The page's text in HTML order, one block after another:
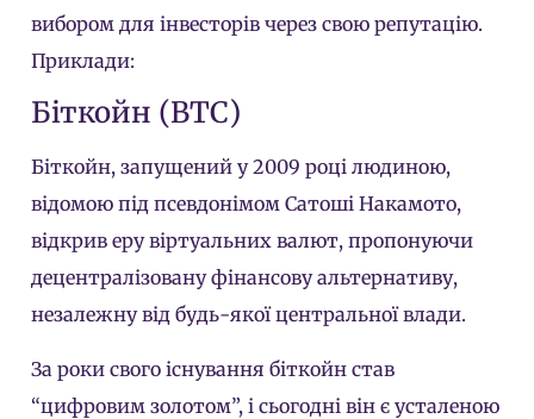
вибором для інвесторів через свою репутацію.
Приклади:
Біткойн (BTC)
Біткойн, запущений у 2009 році людиною,
відомою під псевдонімом Сатоші Накамото,
відкрив еру віртуальних валют, пропонуючи
децентралізовану фінансову альтернативу,
незалежну від будь-якої центральної влади.
За роки свого існування біткойн став
“цифровим золотом”, і сьогодні він є усталеною